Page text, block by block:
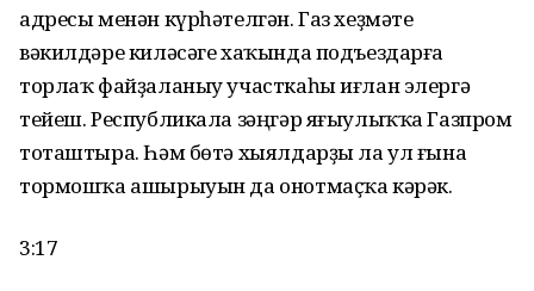
адресы менән күрһәтелгән. Газ хеҙмәте
вәкилдәре киләсәге хаҡында подъездарға
торлаҡ файҙаланыу участкаһы иғлан элергә
тейеш. Республикала зәңгәр яғыулыҡҡа Газпром
тоташтыра. Һәм бөтә хыялдарҙы ла ул ғына
тормошҡа ашырыуын да онотмаҫҡа кәрәк.
3:17